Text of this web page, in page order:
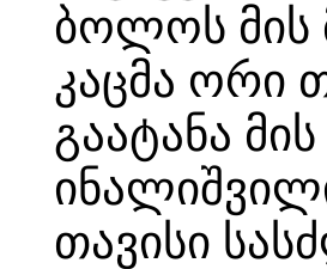
ბოლოს მის
კაცმა ორი
გაატანა
თავისი